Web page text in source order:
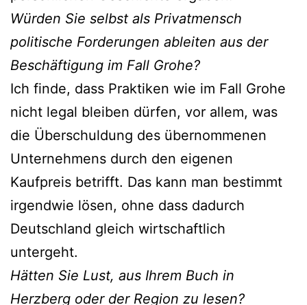
Würden Sie selbst als Privatmensch
politische Forderungen ableiten aus der
Beschäftigung im Fall Grohe?
Ich finde, dass Praktiken wie im Fall Grohe
nicht legal bleiben dürfen, vor allem, was
die Überschuldung des übernommenen
Unternehmens durch den eigenen
Kaufpreis betrifft. Das kann man bestimmt
irgendwie lösen, ohne dass dadurch
Deutschland gleich wirtschaftlich
untergeht.
Hätten Sie Lust, aus Ihrem Buch in
Herzberg oder der Region zu lesen?